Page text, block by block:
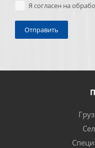
Я согласен на